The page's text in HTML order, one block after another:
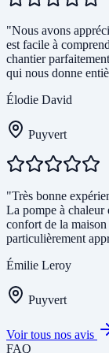
"Nous avons
est facile à
chantier
qui nous donne
Élodie David
Puyvert
"Très bonne
La pompe à chaleur
confort de la
particulièrement
Émilie Leroy
Puyvert
Voir tous nos avis
FAQ